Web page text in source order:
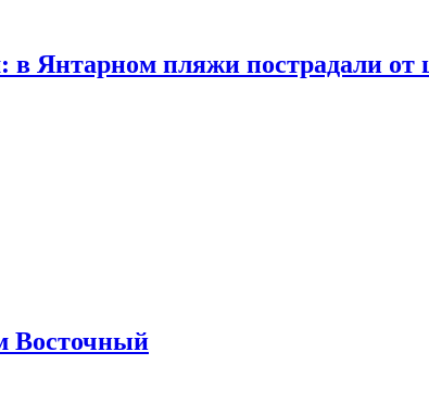
Янтарном пляжи пострадали
Восточный